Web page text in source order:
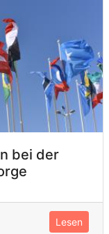
bei der
Lesen